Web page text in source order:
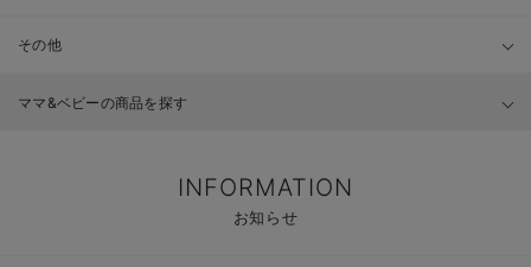
その他
ママ&ベビーの商品を探す
INFORMATION
お知らせ